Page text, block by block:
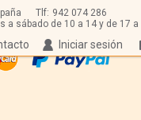
Tlf: 942 074 286
a sábado de 10 a 14 y de 17 a
Iniciar sesión